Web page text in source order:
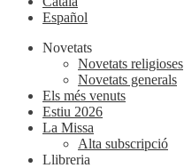
Español
Novetats
Novetats religioses
Novetats generals
Els més venuts
Estiu 2026
La Missa
Alta subscripció
Llibreria